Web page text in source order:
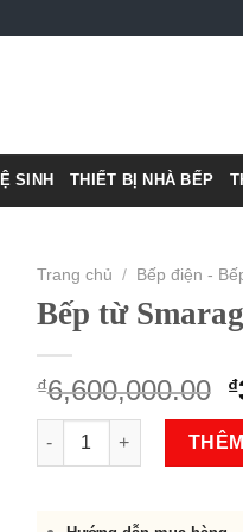
SINH THIẾT BỊ NHÀ BẾP
Trang chủ / Bếp điện -
Bếp từ
₫6,600,000.00 ₫
Bếp từ Smaragd SI2-